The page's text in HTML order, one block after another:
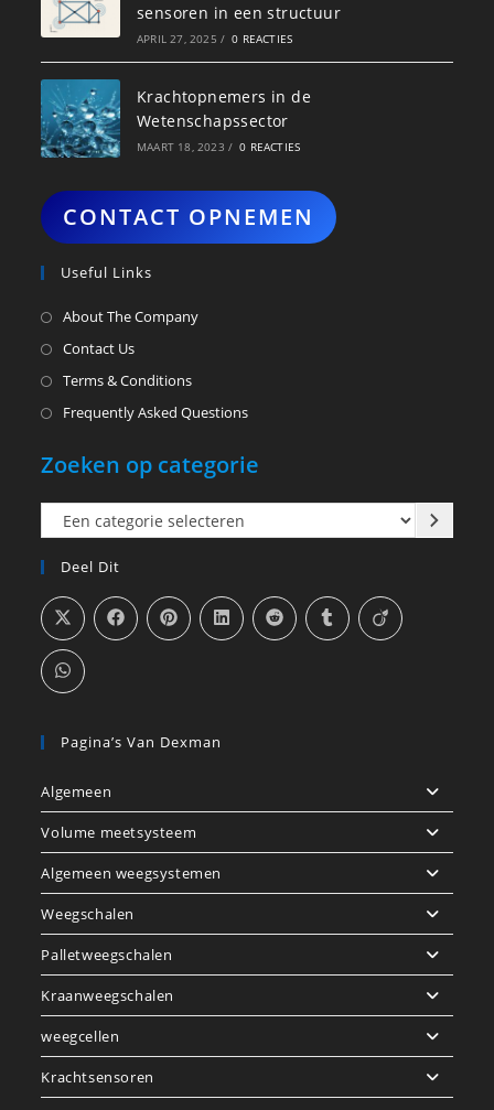
sensoren in een structuur
APRIL 27, 2025 / 0 REACTIES
Krachtopnemers in de
Wetenschapssector
MAART 18, 2023 / 0 REACTIES
CONTACT OPNEMEN
Useful Links
About The Company
Contact Us
Terms & Conditions
Frequently Asked Questions
Zoeken op categorie
Een
categorie
selecteren
Deel Dit
Pagina’s Van Dexman
Algemeen
Volume meetsysteem
Algemeen weegsystemen
Weegschalen
Palletweegschalen
Kraanweegschalen
weegcellen
Krachtsensoren